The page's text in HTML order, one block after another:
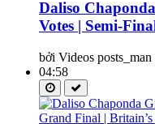
Daliso
Votes | Semi-
bởi Videos posts_man
04:58